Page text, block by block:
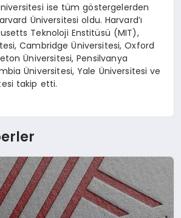
ise tüm göstergelerden
Üniversitesi oldu. Harvard’ı
Teknoloji Enstitüsü (MIT),
Cambridge Üniversitesi, Oxford
Üniversitesi, Pensilvanya
Üniversitesi, Yale Üniversitesi ve
takip etti.